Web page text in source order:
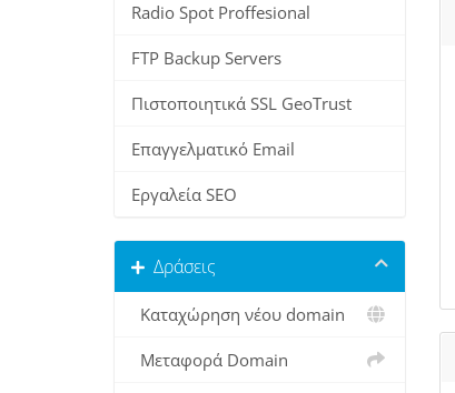
Radio Spot Proffesional
FTP Backup Servers
Πιστοποιητικά SSL GeoTrust
Επαγγελματικό Email
Εργαλεία SEO
Δράσεις
Καταχώρηση νέου domain
Μεταφορά Domain